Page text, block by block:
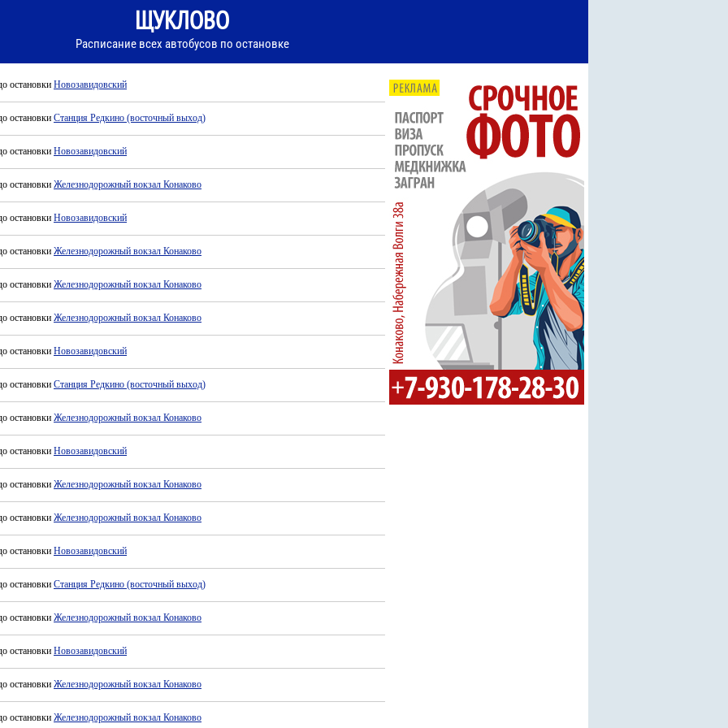
ЩУКЛОВО
Расписание всех автобусов по остановке
остановки Новозавидовский
остановки Станция Редкино (восточный выход)
остановки Новозавидовский
остановки Железнодорожный вокзал Конаково
остановки Новозавидовский
остановки Железнодорожный вокзал Конаково
остановки Железнодорожный вокзал Конаково
остановки Железнодорожный вокзал Конаково
остановки Новозавидовский
остановки Станция Редкино (восточный выход)
остановки Железнодорожный вокзал Конаково
остановки Новозавидовский
остановки Железнодорожный вокзал Конаково
остановки Железнодорожный вокзал Конаково
остановки Новозавидовский
остановки Станция Редкино (восточный выход)
остановки Железнодорожный вокзал Конаково
остановки Новозавидовский
остановки Железнодорожный вокзал Конаково
остановки Железнодорожный вокзал Конаково